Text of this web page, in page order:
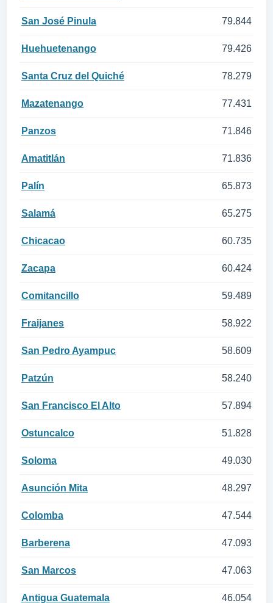
San José Pinula 79.844
Huehuetenango 79.426
Santa Cruz del Quiché 78.279
Mazatenango 77.431
Panzos 71.846
Amatitlán 71.836
Palín 65.873
Salamá 65.275
Chicacao 60.735
Zacapa 60.424
Comitancillo 59.489
Fraijanes 58.922
San Pedro Ayampuc 58.609
Patzún 58.240
San Francisco El Alto 57.894
Ostuncalco 51.828
Soloma 49.030
Asunción Mita 48.297
Colomba 47.544
Barberena 47.093
San Marcos 47.063
Antigua Guatemala 46.054